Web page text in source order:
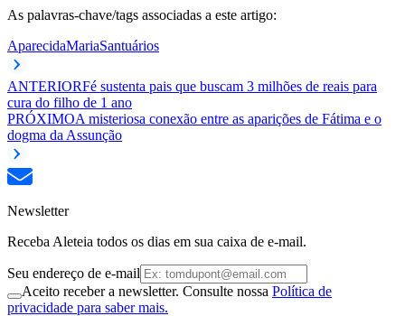
As palavras-chave/tags associadas a este artigo:
AparecidaMariaSantuários
ANTERIORFé sustenta pais que buscam 3 milhões de reais para
cura do filho de 1 ano
PRÓXIMOA misteriosa conexão entre as aparições de Fátima e o
dogma da Assunção
Newsletter
Receba Aleteia todos os dias em sua caixa de e-mail.
Seu endereço de e-mail
Aceito receber a newsletter. Consulte nossa Política de
privacidade para saber mais.